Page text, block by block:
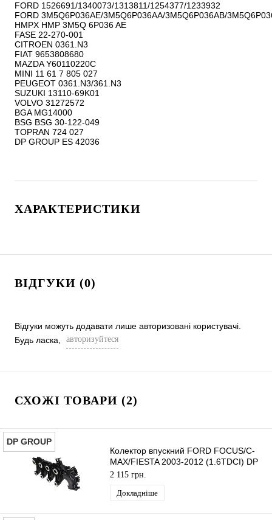
FORD 1526691/1340073/1313811/1254377/1233932
FORD 3M5Q6P036AE/3M5Q6P036AA/3M5Q6P036AB/
HMPX HMP 3M5Q 6P036 AE
FASE 22-270-001
CITROEN 0361.N3
FIAT 9653808680
MAZDA Y60110220C
MINI 11 61 7 805 027
PEUGEOT 0361.N3/361.N3
SUZUKI 13110-69K01
VOLVO 31272572
BGA MG14000
BSG BSG 30-122-049
TOPRAN 724 027
ХАРАКТЕРИСТИКИ
ВІДГУКИ (0)
Відгуки можуть додавати лише авторизовані користувачі.
Будь ласка,
авторизуйтеся
СХОЖІ ТОВАРИ (2)
DP GROUP
Колектор впускний FORD FOCUS/C-
MAX/FIESTA 2003-2012 (1.6TDCI) DP
GROUP
2 115 грн.
Докладніше